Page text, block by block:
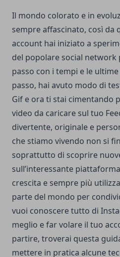
Il mondo colorato e in
sempre affascinato, così da
account hai iniziato a
del popolare social network
passo con i tempi e le
passo, hai avuto modo di
Gif e ora ti stai cimentando
video da caricare sul tuo
divertente, originale e
che stiamo vivendo non si
soprattutto di scoprire
sull’interessante
crescita e sempre più
parte del mondo per
vuoi conoscere tutto di
meglio e far volare il tuo
partire, troverai questa
mettere in pratica alcune